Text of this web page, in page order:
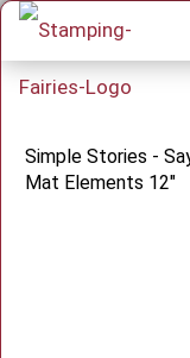
Simple Stories -
Mat Elements 12"